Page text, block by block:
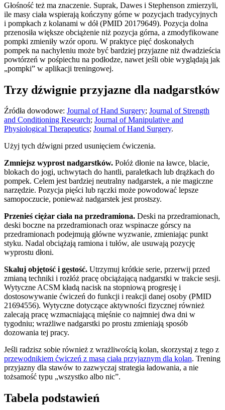
Głośność też ma znaczenie. Suprak, Dawes i Stephenson zmierzyli,
ile masy ciała wspierają kończyny górne w pozycjach tradycyjnych
i pompkach z kolanami w dół (PMID 20179649). Pozycja dolna
przenosiła większe obciążenie niż pozycja górna, a zmodyfikowane
pompki zmieniły wzór oporu. W praktyce pięć doskonałych
pompek na nachyleniu może być bardziej przyjazne niż dwadzieścia
powtórzeń w pośpiechu na podłodze, nawet jeśli obie wyglądają jak
„pompki” w aplikacji treningowej.
Trzy dźwignie przyjazne dla nadgarstków
Źródła dowodowe: Journal of Hand Surgery; Journal of Strength
and Conditioning Research; Journal of Manipulative and
Physiological Therapeutics; Journal of Hand Surgery.
Użyj tych dźwigni przed usunięciem ćwiczenia.
Zmniejsz wyprost nadgarstków. Połóż dłonie na ławce, blacie,
blokach do jogi, uchwytach do hantli, paraletkach lub drążkach do
pompek. Celem jest bardziej neutralny nadgarstek, a nie magiczne
narzędzie. Pozycja pięści lub rączki może powodować lepsze
samopoczucie, ponieważ nadgarstek jest prostszy.
Przenieś ciężar ciała na przedramiona. Deski na przedramionach,
deski boczne na przedramionach oraz wspinacze górscy na
przedramionach podejmują główne wyzwanie, zmieniając punkt
styku. Nadal obciążają ramiona i tułów, ale usuwają pozycję
wyprostu dłoni.
Skaluj objętość i gęstość. Utrzymuj krótkie serie, przerwij przed
zmianą techniki i rozłóż pracę obciążającą nadgarstki w trakcie sesji.
Wytyczne ACSM kładą nacisk na stopniową progresję i
dostosowywanie ćwiczeń do funkcji i reakcji danej osoby (PMID
21694556). Wytyczne dotyczące aktywności fizycznej również
zalecają pracę wzmacniającą mięśnie co najmniej dwa dni w
tygodniu; wrażliwe nadgarstki po prostu zmieniają sposób
dozowania tej pracy.
Jeśli radzisz sobie również z wrażliwością kolan, skorzystaj z tego z
przewodnikiem ćwiczeń z masą ciała przyjaznym dla kolan. Trening
przyjazny dla stawów to zazwyczaj strategia ładowania, a nie
tożsamość typu „wszystko albo nic”.
Tabela podstawień